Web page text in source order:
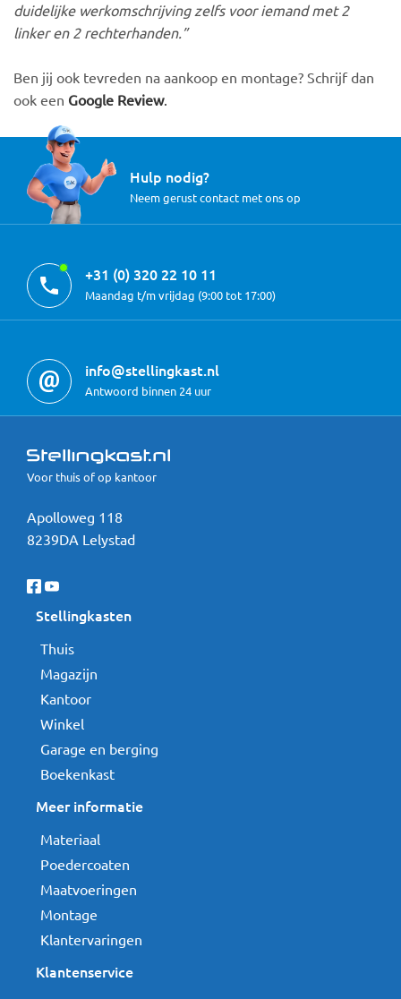
duidelijke werkomschrijving zelfs voor iemand met 2
linker en 2 rechterhanden.”
Ben jij ook tevreden na aankoop en montage? Schrijf dan
ook een Google Review.
Hulp nodig?
Neem gerust contact met ons op
+31 (0) 320 22 10 11
Maandag t/m vrijdag (9:00 tot 17:00)
info@stellingkast.nl
Antwoord binnen 24 uur
Voor thuis of op kantoor
Apolloweg 118
8239DA Lelystad
Stellingkasten
Thuis
Magazijn
Kantoor
Winkel
Garage en berging
Boekenkast
Meer informatie
Materiaal
Poedercoaten
Maatvoeringen
Montage
Klantervaringen
Klantenservice